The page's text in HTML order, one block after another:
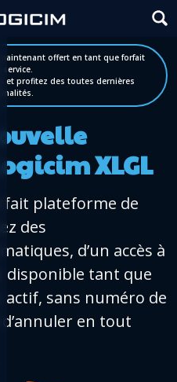
offert en tant que forfait
service.
et profitez des toutes dernières
XLGL
plateforme de
des
d’un accès à
disponible tant que
actif, sans numéro de
d’annuler en tout